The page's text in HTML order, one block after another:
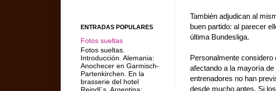
También adjudican al
buen partido: al parecer
última Bundesliga.
Personalmente
afectando a la mayoría
entrenadores no han
desde mucho antes. Si
ENTRADAS POPULARES
Fotos sueltas
Fotos sueltas.
Introducción. Alemania:
Anochecer en Garmisch-
Partenkirchen. En la
brasserie del hotel
Reindl´s. Argentina: